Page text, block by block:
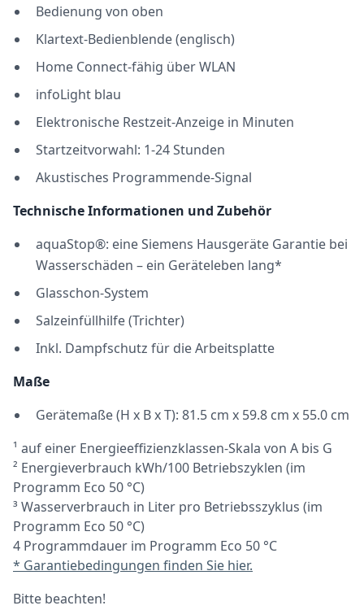
Bedienung von oben
Klartext-Bedienblende (englisch)
Home Connect-fähig über WLAN
infoLight blau
Elektronische Restzeit-Anzeige in Minuten
Startzeitvorwahl: 1-24 Stunden
Akustisches Programmende-Signal
Technische Informationen und Zubehör
aquaStop®: eine Siemens Hausgeräte Garantie bei
Wasserschäden – ein Geräteleben lang*
Glasschon-System
Salzeinfüllhilfe (Trichter)
Inkl. Dampfschutz für die Arbeitsplatte
Maße
Gerätemaße (H x B x T): 81.5 cm x 59.8 cm x 55.0 cm
¹ auf einer Energieeffizienzklassen-Skala von A bis G
² Energieverbrauch kWh/100 Betriebszyklen (im
Programm Eco 50 °C)
³ Wasserverbrauch in Liter pro Betriebsszyklus (im
Programm Eco 50 °C)
4 Programmdauer im Programm Eco 50 °C
* Garantiebedingungen finden Sie hier.
Bitte beachten!